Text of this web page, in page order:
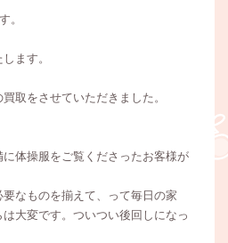
。
ます。
取をさせていただきました。
体操服をご覧くださったお客様が
なものを揃えて、って毎日の家
大変です。ついつい後回しになっ